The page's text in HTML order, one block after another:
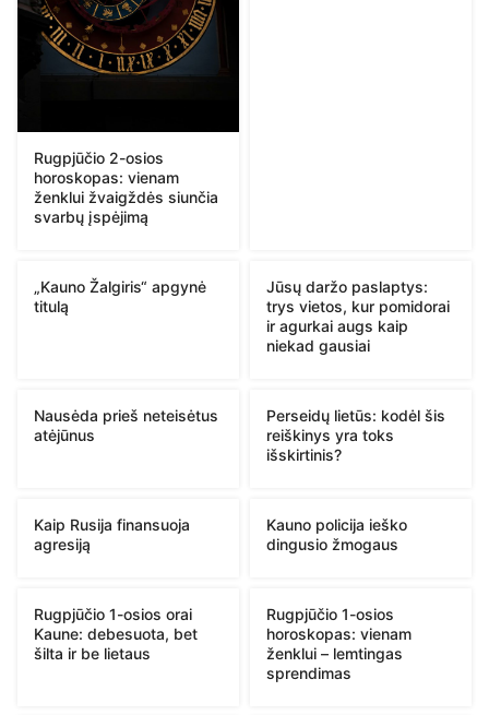
Rugpjūčio 2-osios
horoskopas: vienam
ženklui žvaigždės siunčia
svarbų įspėjimą
„Kauno Žalgiris“ apgynė
titulą
Jūsų daržo paslaptys:
trys vietos, kur pomidorai
ir agurkai augs kaip
niekad gausiai
Nausėda prieš neteisėtus
atėjūnus
Perseidų lietūs: kodėl šis
reiškinys yra toks
išskirtinis?
Kaip Rusija finansuoja
agresiją
Kauno policija ieško
dingusio žmogaus
Rugpjūčio 1-osios orai
Kaune: debesuota, bet
šilta ir be lietaus
Rugpjūčio 1-osios
horoskopas: vienam
ženklui – lemtingas
sprendimas